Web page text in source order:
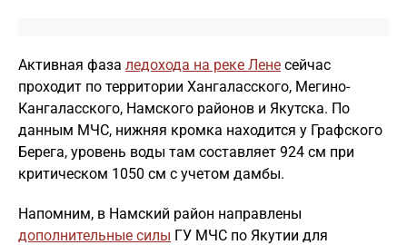
Активная фаза ледохода на реке Лене сейчас
проходит по территории Хангаласского, Мегино-
Кангаласского, Намского районов и Якутска. По
данным МЧС, нижняя кромка находится у Графского
Берега, уровень воды там составляет 924 см при
критическом 1050 см с учетом дамбы.
Напомним, в Намский район направлены
дополнительные силы ГУ МЧС по Якутии для